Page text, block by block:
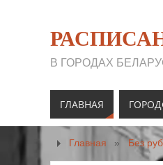
В ГОРОДАХ
ГЛАВНАЯ
Главная » Без